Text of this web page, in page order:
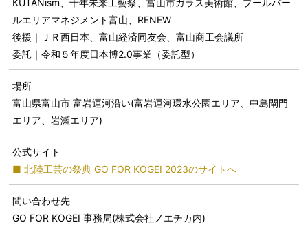
KUTANism、千年未来工藝祭、富山市ガラス美術館、ブールバー
ルエリアマネジメント富山、RENEW
後援｜ＪＲ西日本、富山経済同友会、富山商工会議所
委託｜令和５年度日本博2.0事業（委託型）
場所
富山県富山市 富岩運河沿い(富岩運河環水公園エリア、中島閘門
エリア、岩瀬エリア)
公式サイト
■ 北陸工芸の祭典 GO FOR KOGEI 2023のサイトへ
問い合わせ先
GO FOR KOGEI 事務局(株式会社ノエチカ内)